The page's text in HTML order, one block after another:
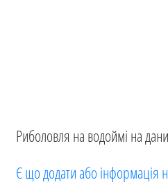
Риболовля на водоймі на
Є що додати або інформація